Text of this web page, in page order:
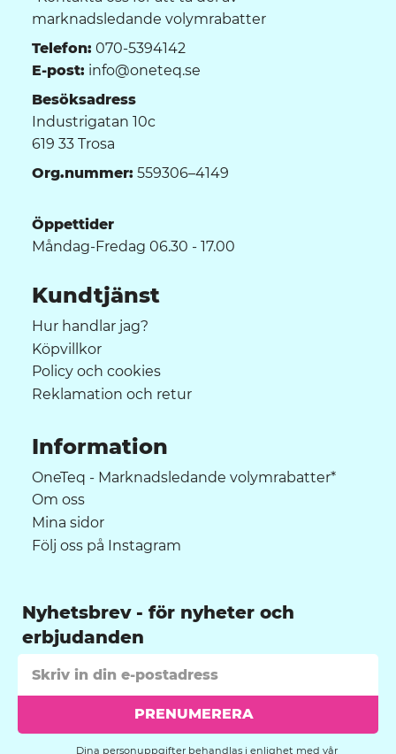
marknadsledande volymrabatter
Telefon: 070-5394142
E-post: info@oneteq.se
Besöksadress
Industrigatan 10c
619 33 Trosa
Org.nummer: 559306–4149
Öppettider
Måndag-Fredag 06.30 - 17.00
Kundtjänst
Hur handlar jag?
Köpvillkor
Policy och cookies
Reklamation och retur
Information
OneTeq - Marknadsledande volymrabatter*
Om oss
Mina sidor
Följ oss på Instagram
Nyhetsbrev
PRENUMERERA
Dina personuppgifter behandlas i enlighet med vår